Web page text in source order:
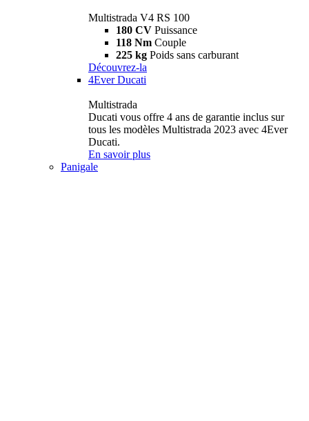
Multistrada V4 RS 100
180 CV Puissance
118 Nm Couple
225 kg Poids sans carburant
Découvrez-la
4Ever Ducati
Multistrada
Ducati vous offre 4 ans de garantie inclus sur
tous les modèles Multistrada 2023 avec 4Ever
Ducati.
En savoir plus
Panigale